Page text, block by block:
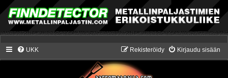
UKK Kirjaudu sisään
Rekisteröidy